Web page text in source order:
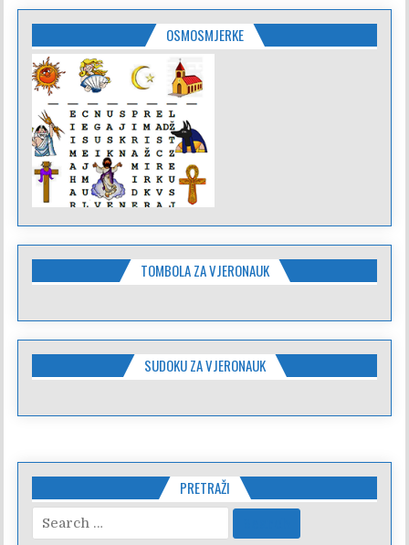
OSMOSMJERKE
TOMBOLA ZA VJERONAUK
SUDOKU ZA VJERONAUK
PRETRAŽI
Search
for: